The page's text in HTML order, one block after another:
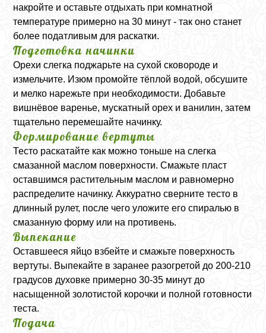
накройте и оставьте отдыхать при комнатной
температуре примерно на 30 минут - так оно станет
более податливым для раскатки.
Подготовка начинки
Орехи слегка поджарьте на сухой сковороде и
измельчите. Изюм промойте тёплой водой, обсушите
и мелко нарежьте при необходимости. Добавьте
вишнёвое варенье, мускатный орех и ванилин, затем
тщательно перемешайте начинку.
Формирование вертуты
Тесто раскатайте как можно тоньше на слегка
смазанной маслом поверхности. Смажьте пласт
оставшимся растительным маслом и равномерно
распределите начинку. Аккуратно сверните тесто в
длинный рулет, после чего уложите его спиралью в
смазанную форму или на противень.
Выпекание
Оставшееся яйцо взбейте и смажьте поверхность
вертуты. Выпекайте в заранее разогретой до 200-210
градусов духовке примерно 30-35 минут до
насыщенной золотистой корочки и полной готовности
теста.
Подача